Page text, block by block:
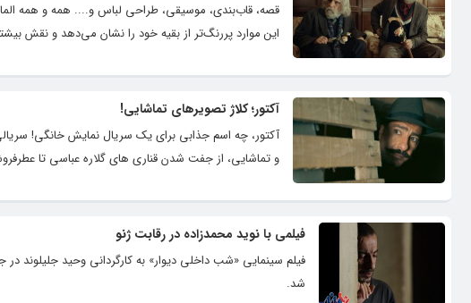
قصه، قاب‌بندی، موسیقی، طراحی لباس و.... همه و همه
این موارد پررنگ‌تر از بقیه خود را نشان می‌دهد و نقش
آکتور؛ کلاژ تصویرهای تماشایی!
آکتور، چه اسم جذابی برای یک سریال نمایش خانگی! سریالی
و تماشایی، از جفت شدن قناری های گلاره عباسی تا
فیلمی با نوید محمدزاده در رقابت ژنو
فیلم سینمایی «شب داخلی دیوار» به کارگردانی وحید جلیلوند
شد.